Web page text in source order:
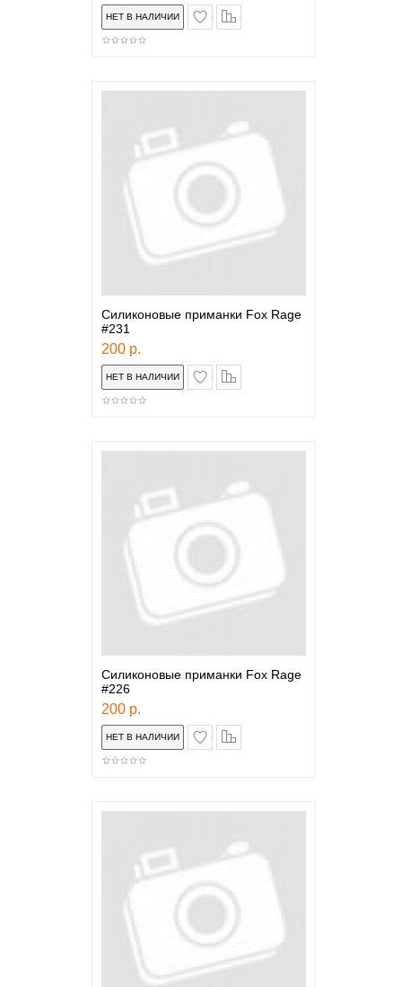
в закладки
Силиконовые приманки Fox Rage
#231
200 р.
в закладки
Силиконовые приманки Fox Rage
#226
200 р.
в закладки